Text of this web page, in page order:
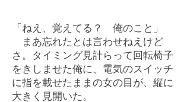
「ねえ、覚えてる？ 俺のこと」
まあ忘れたとは言わせねえけど
さ。タイミング見計らって回転椅子
をきしませた俺に、電気のスイッチ
に指を載せたままの女の目が、縦に
大きく見開いた。